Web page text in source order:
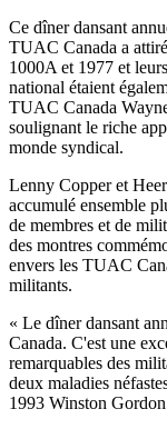
Ce dîner dansant
TUAC Canada a
1000A et 1977 et
national étaient
TUAC Canada
soulignant le riche
monde syndical.
Lenny Copper et
accumulé ensemble
de membres et de
des montres
envers les TUAC
militants.
« Le dîner dansant
Canada. C'est une
remarquables des
deux maladies
1993 Winston